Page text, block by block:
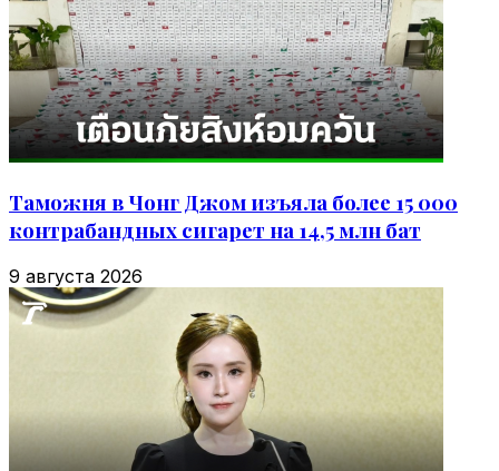
Таможня в Чонг Джом изъяла более 15 000
контрабандных сигарет на 14,5 млн бат
9 августа 2026